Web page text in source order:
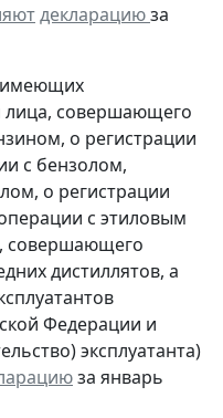
декларациюза
имеющих
лица, совершающего
о регистрации
с бензолом,
о регистрации
с этиловым
совершающего
дистиллятов, а
Федерации и
эксплуатанта)
за январь